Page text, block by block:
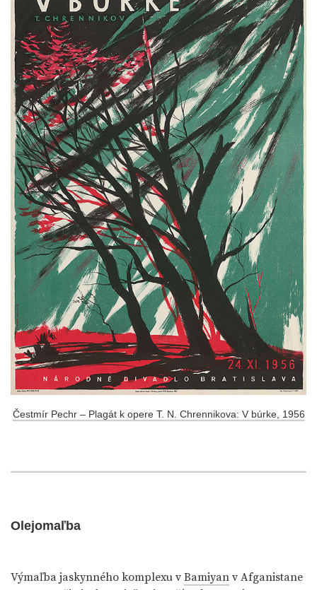
Čestmír Pechr – Plagát k opere T. N. Chrennikova: V búrke, 1956
Olejomaľba
Výmaľba jaskynného komplexu v Bamiyan v Afganistane